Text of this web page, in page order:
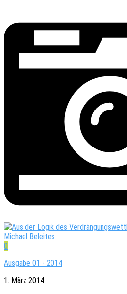
0
Ausgabe 01 - 2014
1. März 2014